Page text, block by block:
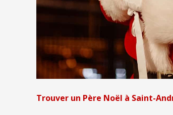
Trouver un Père Noël à Saint-